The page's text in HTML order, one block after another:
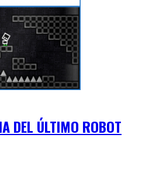
DEL ÚLTIMO ROBOT